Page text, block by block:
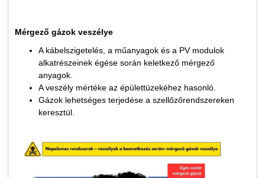
Mérgező gázok veszélye
A kábelszigetelés, a műanyagok és a PV modulok
alkatrészeinek égése során keletkező mérgező
anyagok.
A veszély mértéke az épülettüzekéhez hasonló.
Gázok lehetséges terjedése a szellőzőrendszereken
keresztül.